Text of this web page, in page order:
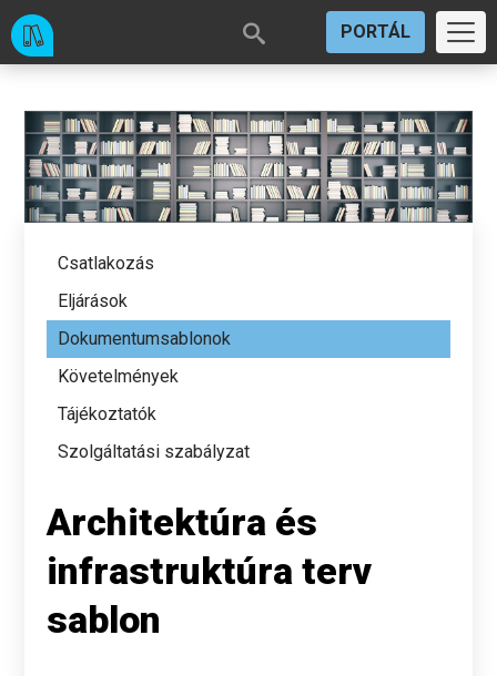
PORTÁL
Csatlakozás
Eljárások
Dokumentumsablonok
Követelmények
Tájékoztatók
Szolgáltatási szabályzat
Architektúra és
infrastruktúra terv
sablon